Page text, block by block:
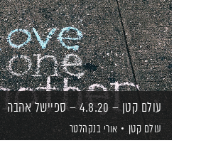
עולם קטן – 4.8.20 – ספיישל אהבה
עולם קטן אורי בנקהלטר